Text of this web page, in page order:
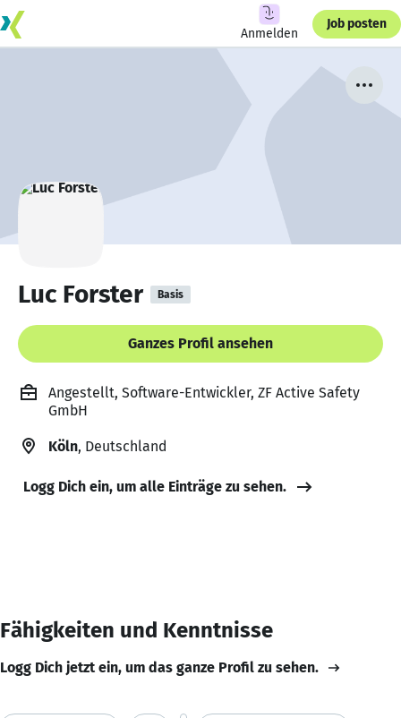
Anmelden
Job posten
Luc Forster Basis
Ganzes Profil ansehen
Angestellt, Software-Entwickler, ZF Active Safety
GmbH
Köln, Deutschland
Logg Dich ein, um alle Einträge zu sehen.
Fähigkeiten und Kenntnisse
Logg Dich jetzt ein, um das ganze Profil zu sehen.